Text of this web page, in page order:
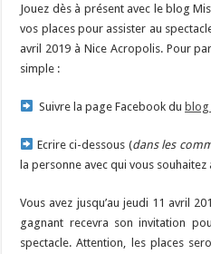
Jouez dès à présent avec le blog
vos places pour assister au
avril 2019 à Nice Acropolis. Pour
simple :
Suivre la page Facebook du blog
Ecrire ci-dessous (dans les
la personne avec qui vous
Vous avez jusqu’au jeudi 11 avril
gagnant recevra son invitation
spectacle. Attention, les places